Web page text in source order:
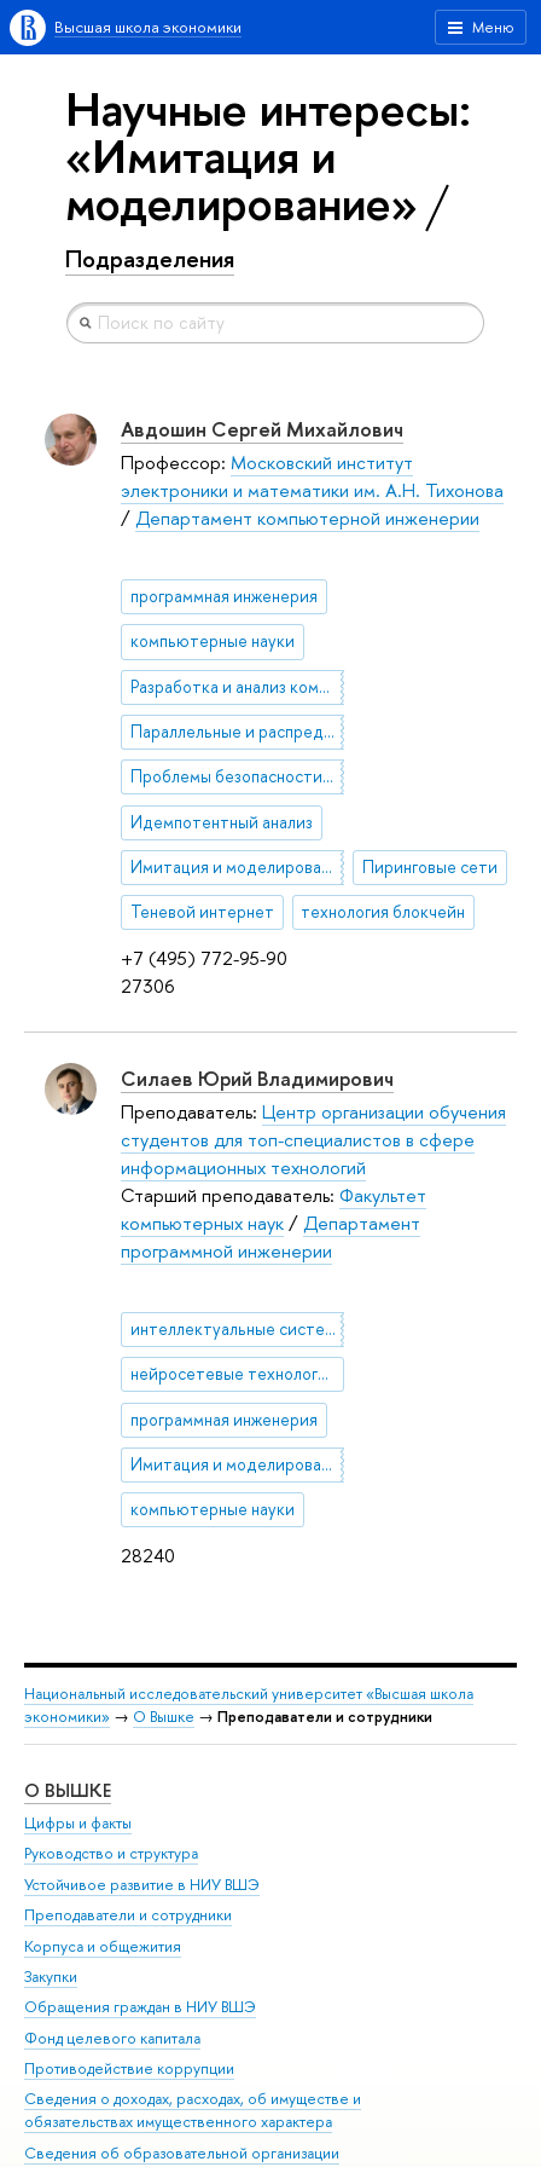
Меню
Высшая школа экономики
Научные интересы:
«Имитация и
моделирование»
Подразделения
+7 (495) 772-95-90
27306
Авдошин Сергей Михайлович
Профессор: Московский институт
электроники и математики им. А.Н. Тихонова
/Департамент компьютерной инженерии
программная инженерия
компьютерные науки
Разработка и анализ компьютерных алгоритмов
Параллельные и распределенные процессы
Проблемы безопасности в кибер обществе
Идемпотентный анализ
Имитация и моделирование Пиринговые сети
Теневой интернет технология блокчейн
28240
Силаев Юрий Владимирович
Преподаватель: Центр организации обучения
студентов для топ-специалистов в сфере
информационных технологий
Старший преподаватель: Факультет
компьютерных наук/Департамент
программной инженерии
интеллектуальные системы
нейросетевые технологии
программная инженерия
Имитация и моделирование
компьютерные науки
Национальный исследовательский университет «Высшая школа
экономики» → О Вышке → Преподаватели и сотрудники
О ВЫШКЕ
Цифры и факты
Руководство и структура
Устойчивое развитие в НИУ ВШЭ
Преподаватели и сотрудники
Корпуса и общежития
Закупки
Обращения граждан в НИУ ВШЭ
Фонд целевого капитала
Противодействие коррупции
Сведения о доходах, расходах, об имуществе и
обязательствах имущественного характера
Сведения об образовательной организации